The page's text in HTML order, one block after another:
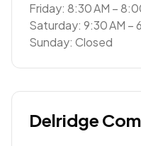
Friday: 8:30 AM –
Saturday: 9:30 AM –
Sunday: Closed
Delridge